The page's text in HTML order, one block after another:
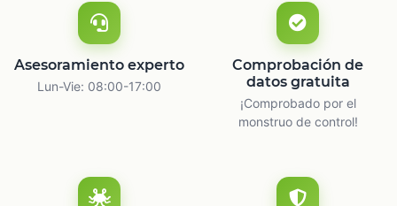
Asesoramiento experto
Lun-Vie: 08:00-17:00
Comprobación de
datos gratuita
¡Comprobado por el
monstruo de control!